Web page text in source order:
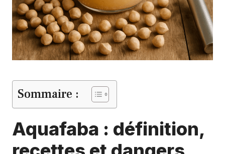
Sommaire :
Aquafaba : définition,